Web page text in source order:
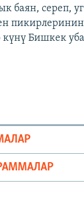
баян,
күнү Бишкек